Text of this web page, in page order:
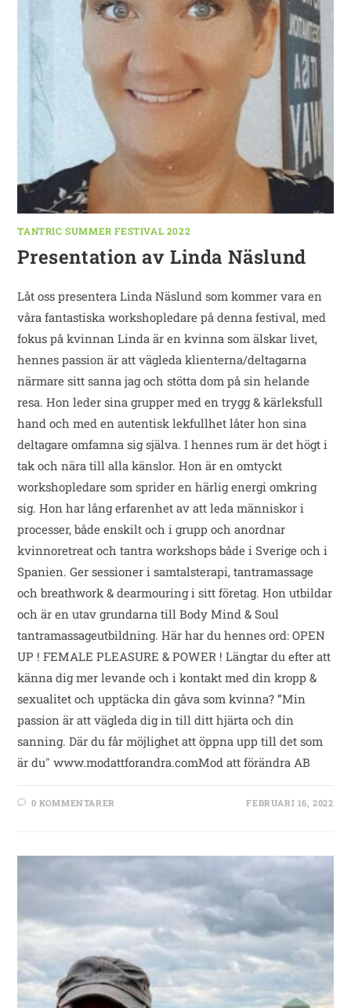
TANTRIC SUMMER FESTIVAL 2022
Presentation av Linda Näslund
Låt oss presentera Linda Näslund som kommer vara en
våra fantastiska workshopledare på denna festival, med
fokus på kvinnan Linda är en kvinna som älskar livet,
hennes passion är att vägleda klienterna/deltagarna
närmare sitt sanna jag och stötta dom på sin helande
resa. Hon leder sina grupper med en trygg & kärleksfull
hand och med en autentisk lekfullhet låter hon sina
deltagare omfamna sig själva. I hennes rum är det högt i
tak och nära till alla känslor. Hon är en omtyckt
workshopledare som sprider en härlig energi omkring
sig. Hon har lång erfarenhet av att leda människor i
processer, både enskilt och i grupp och anordnar
kvinnoretreat och tantra workshops både i Sverige och i
Spanien. Ger sessioner i samtalsterapi, tantramassage
och breathwork & dearmouring i sitt företag. Hon utbildar
och är en utav grundarna till Body Mind & Soul
tantramassageutbildning. Här har du hennes ord: OPEN
UP ! FEMALE PLEASURE & POWER ! Längtar du efter att
känna dig mer levande och i kontakt med din kropp &
sexualitet och upptäcka din gåva som kvinna? ”Min
passion är att vägleda dig in till ditt hjärta och din
sanning. Där du får möjlighet att öppna upp till det som
är du" www.modattforandra.comMod att förändra AB
0 KOMMENTARER FEBRUARI 16, 2022